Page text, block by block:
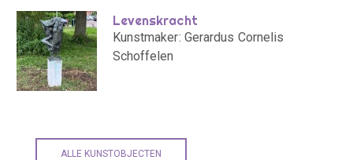
Levenskracht
Kunstmaker: Gerardus Cornelis
Schoffelen
ALLE KUNSTOBJECTEN